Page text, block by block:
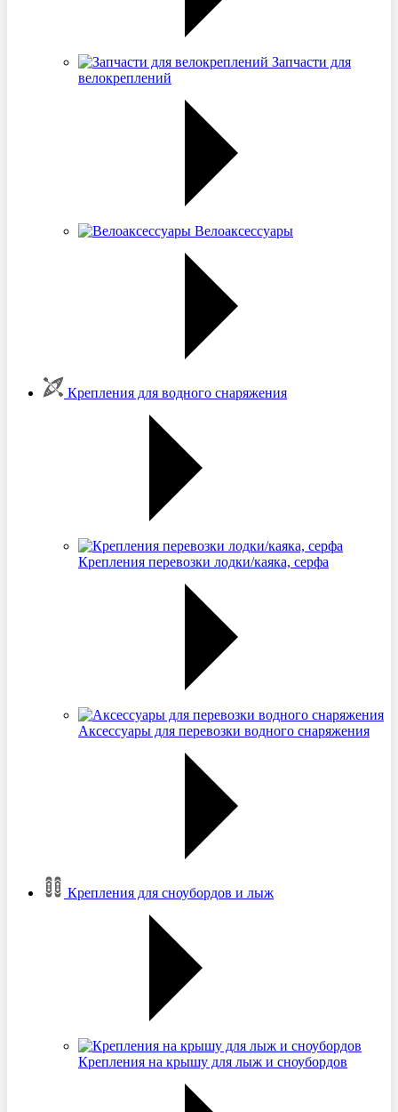
Запчасти для
велокреплений
Велоаксессуары
Крепления для водного снаряжения
Крепления перевозки лодки/каяка, серфа
Аксессуары для перевозки водного снаряжения
Крепления для сноубордов и лыж
Крепления на крышу для лыж и сноубордов